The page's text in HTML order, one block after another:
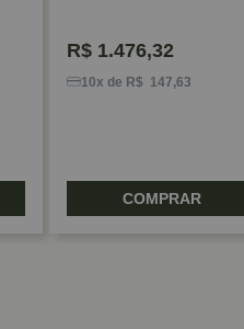
R$ 1.476,32
10x de R$ 147,63
COMPRAR